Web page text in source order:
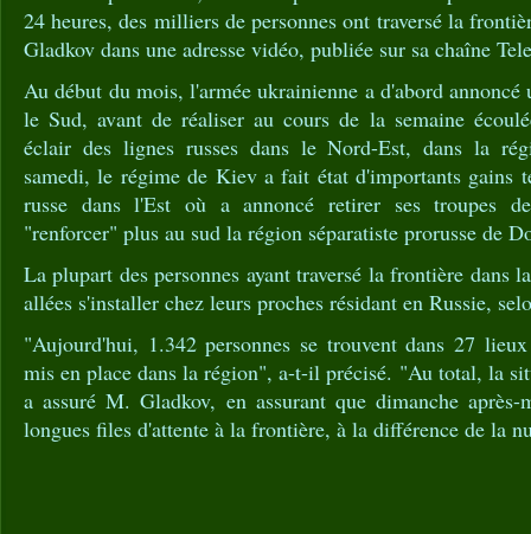
24 heures, des milliers de personnes ont traversé la
Gladkov dans une adresse vidéo, publiée sur sa chaîne
Au début du mois, l'armée ukrainienne a d'abord annoncé
le Sud, avant de réaliser au cours de la semaine
éclair des lignes russes dans le Nord-Est, dans la
samedi, le régime de Kiev a fait état d'importants gains
russe dans l'Est où a annoncé retirer ses troupes
"renforcer" plus au sud la région séparatiste prorusse de
La plupart des personnes ayant traversé la frontière dans
allées s'installer chez leurs proches résidant en Russie,
"Aujourd'hui, 1.342 personnes se trouvent dans 27
mis en place dans la région", a-t-il précisé. "Au total, la
a assuré M. Gladkov, en assurant que dimanche
longues files d'attente à la frontière, à la différence de la